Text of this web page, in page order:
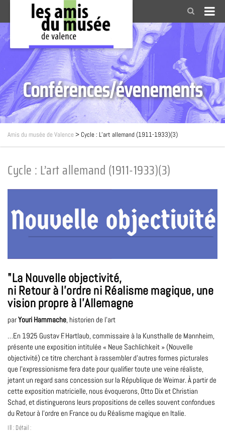
Conférences/évenements
Amis du musée de Valence >Cycle : L’art allemand (1911-1933)(3)
Cycle : L’art allemand (1911-1933)(3)
"La Nouvelle objectivité,
ni Retour à l'ordre ni Réalisme magique, une
vision propre à l'Allemagne
parYouri Hammache, historien de l’art
…En 1925 Gustav F. Hartlaub, commissaire à la Kunsthalle de Mannheim,
présente une exposition intitulée « Neue Sachlichkeit » (Nouvelle
objectivité) ce titre cherchant à rassembler d’autres formes picturales
que l’expressionisme fera date pour qualifier toute une veine réaliste,
jetant un regard sans concession sur la République de Weimar. À partir de
cette exposition matricielle, nous évoquerons, Otto Dix et Christian
Schad, et distinguerons leurs propositions de celles souvent confondues
du Retour à l’ordre en France ou du Réalisme magique en Italie.
Ill : Détail :